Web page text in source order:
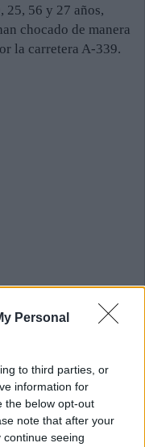
Personal
to third parties, or
information for
the below opt-out
note that after your
seeing
25, 56 y 27 años,
chocado de manera
la carretera A-339.